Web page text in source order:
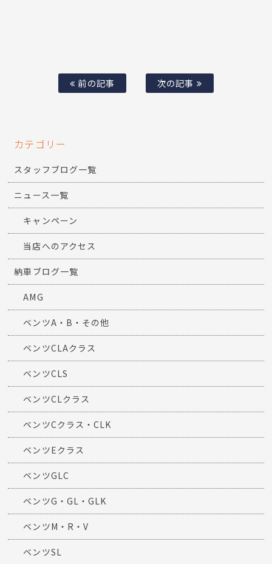
前の記事 次の記事
カテゴリー
スタッフブログ一覧
ニュース一覧
キャンペーン
当店へのアクセス
納車ブログ一覧
AMG
ベンツA・B・その他
ベンツCLAクラス
ベンツCLS
ベンツCLクラス
ベンツCクラス・CLK
ベンツEクラス
ベンツGLC
ベンツG・GL・GLK
ベンツM・R・V
ベンツSL